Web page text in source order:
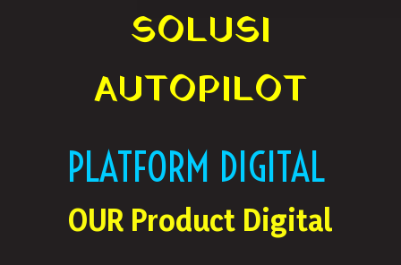
SOLUSI
AUTOPILOT
PLATFORM DIGITAL
OUR Product Digital